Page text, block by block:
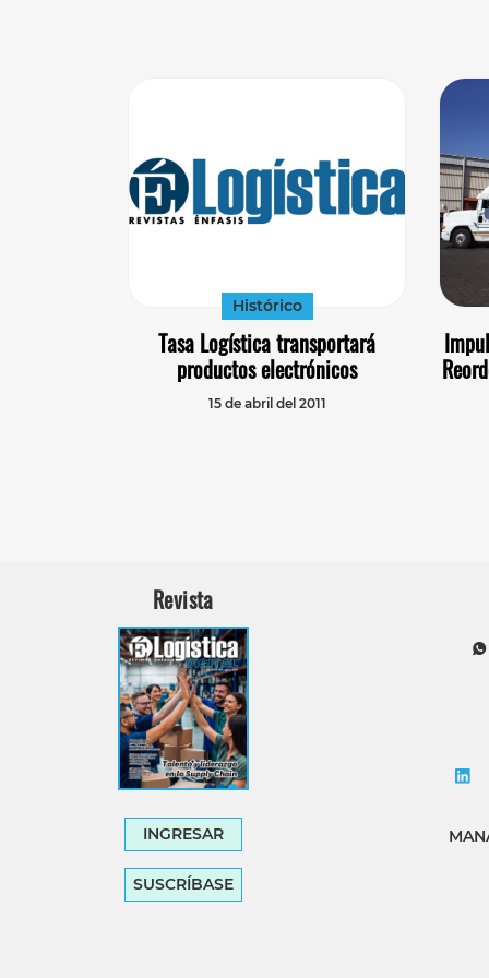
Histórico
Tasa Logística transportará
productos electrónicos
15 de abril del 2011
Revista
INGRESAR
SUSCRÍBASE